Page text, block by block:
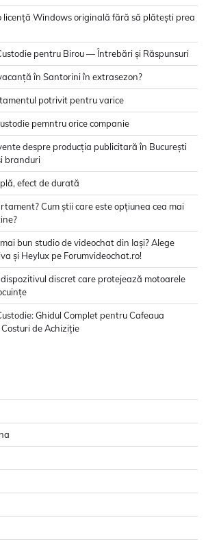
licență Windows originală fără să plătești prea
pentru Birou — Întrebări și Răspunsuri
în Santorini în extrasezon?
potrivit pentru varice
pemntru orice companie
despre producția publicitară în București
branduri
efect de durată
Cum știi care este opțiunea cea mai
bun studio de videochat din Iași? Alege
și Heylux pe Forumvideochat.ro!
dispozitivul discret care protejează motoarele
Ghidul Complet pentru Cafeaua
de Achiziție